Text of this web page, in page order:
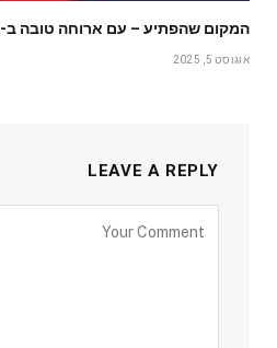
המקום שהפתיע – עם ארוחה טובה ב-12 שקל
אוגוסט 5, 2025
LEAVE A REPLY